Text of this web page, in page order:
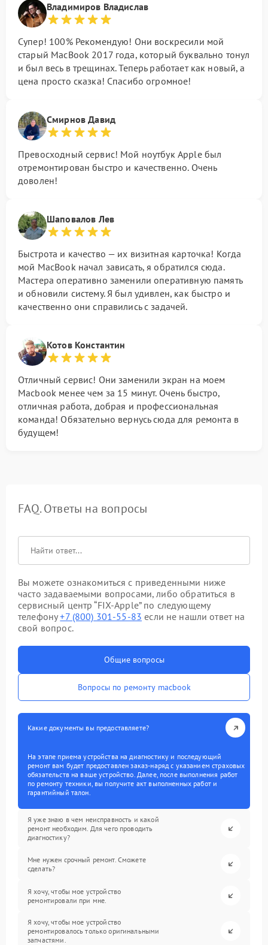
Владимиров Владислав
Супер! 100% Рекомендую! Они воскресили мой
старый MacBook 2017 года, который буквально тонул
и был весь в трещинах. Теперь работает как новый, а
цена просто сказка! Спасибо огромное!
Смирнов Давид
Превосходный сервис! Мой ноутбук Apple был
отремонтирован быстро и качественно. Очень
доволен!
Шаповалов Лев
Быстрота и качество — их визитная карточка! Когда
мой MacBook начал зависать, я обратился сюда.
Мастера оперативно заменили оперативную память
и обновили систему. Я был удивлен, как быстро и
качественно они справились с задачей.
Котов Константин
Отличный сервис! Они заменили экран на моем
Macbook менее чем за 15 минут. Очень быстро,
отличная работа, добрая и профессиональная
команда! Обязательно вернусь сюда для ремонта в
будущем!
FAQ. Ответы на вопросы
Вы можете ознакомиться с приведенными ниже
часто задаваемыми вопросами, либо обратиться в
сервисный центр “FIX-Apple” по следующему
телефону+7 (800) 301-55-83 если не нашли ответ на
свой вопрос.
Общие вопросы
Вопросы по ремонту macbook
Какие документы вы предоставляете?
На этапе приема устройства на диагностику и последующий
ремонт вам будет предоставлен заказ-наряд с указанием страховых
обязательств на ваше устройство. Далее, после выполнения работ
по ремонту техники, вы получите акт выполненных работ и
гарантийный талон.
Я уже знаю в чем неисправность и какой
ремонт необходим. Для чего проводить
диагностику?
Мне нужен срочный ремонт. Сможете
сделать?
Я хочу, чтобы мое устройство
ремонтировали при мне.
Я хочу, чтобы мое устройство
ремонтировалось только оригинальными
запчастями.